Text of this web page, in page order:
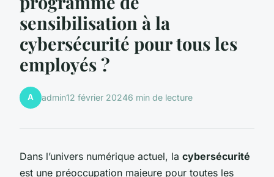
sensibilisation à la
cybersécurité pour tous les
employés ?
A admin12 février 20246 min de lecture
Dans l’univers numérique actuel, la cybersécurité
est une préoccupation majeure pour toutes les